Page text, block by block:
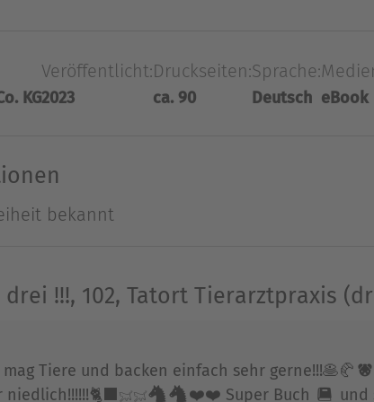
den Tatort und beobachten
als Redakteurin in verschiedenen
KG
Veröffentlicht:
2023
Druckseiten:
ca. 90
Sprache:
Deutsch eBook
bekannt
drei !!!, 102, Tatort Tierarztpraxis
Tiere und backen einfach sehr
niedlich!!!!!!🐈‍⬛🐈🐈🐴🐴❤️❤️ Super Buch 📕 und